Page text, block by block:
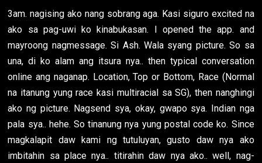
3am. nagising ako nang sobrang aga. Kasi siguro excited na
ako sa pag-uwi ko kinabukasan. I opened the app. and
mayroong nagmessage. Si Ash. Wala syang picture. So sa
una, di ko alam ang itsura nya.. then typical conversation
online ang naganap. Location, Top or Bottom, Race (Normal
na itanung yung race kasi multiracial sa SG), then nanghingi
ako ng picture. Nagsend sya, okay, gwapo sya. Indian nga
pala sya.. hehe. So tinanung nya yung postal code ko. Since
magkalapit daw kami ng tutuluyan, gusto daw nya ako
imbitahin sa place nya.. titirahin daw nya ako.. well, nag-